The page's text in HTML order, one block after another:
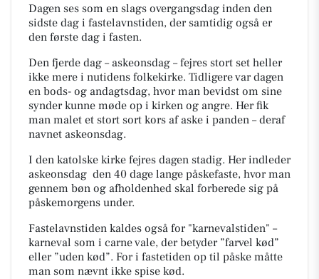
Dagen ses som en slags overgangsdag inden den
sidste dag i fastelavnstiden, der samtidig også er
den første dag i fasten.
Den fjerde dag – askeonsdag – fejres stort set heller
ikke mere i nutidens folkekirke. Tidligere var dagen
en bods- og andagtsdag, hvor man bevidst om sine
synder kunne møde op i kirken og angre. Her fik
man malet et stort sort kors af aske i panden – deraf
navnet askeonsdag.
I den katolske kirke fejres dagen stadig. Her indleder
askeonsdag den 40 dage lange påskefaste, hvor man
gennem bøn og afholdenhed skal forberede sig på
påskemorgens under.
Fastelavnstiden kaldes også for "karnevalstiden" –
karneval som i carne vale, der betyder ”farvel kød”
eller ”uden kød”. For i fastetiden op til påske måtte
man som nævnt ikke spise kød.